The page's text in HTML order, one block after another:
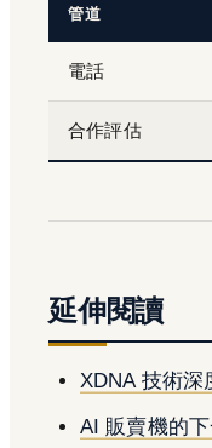
管道
電話
合作評估
延伸閱讀
XDNA 技術深
AI 販賣機的